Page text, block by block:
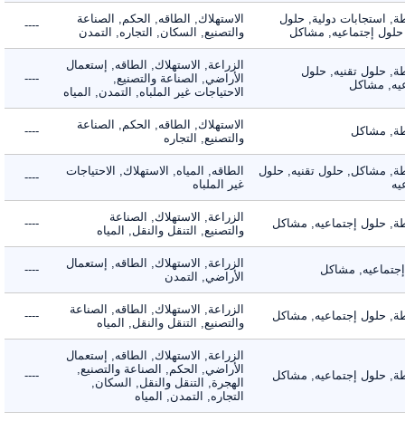
استجابات دولية, حلول
إجتماعيه, مشاكل
الاستهلاك, الطاقه, الحكم, الصناعة
والتصنيع, السكان, التجاره, التمدن
----
حلول تقنيه, حلول
مشاكل
الزراعة, الاستهلاك, الطاقه, إستعمال
الأراضي, الصناعة والتصنيع,
الاحتياجات غير الملباه, التمدن, المياه
----
مشاكل
الاستهلاك, الطاقه, الحكم, الصناعة
والتصنيع, التجاره
----
مشاكل, حلول تقنيه, حلول
الطاقه, المياه, الاستهلاك, الاحتياجات
غير الملباه
----
حلول إجتماعيه, مشاكل
الزراعة, الاستهلاك, الصناعة
والتصنيع, التنقل والنقل, المياه
----
مشاكل
الزراعة, الاستهلاك, الطاقه, إستعمال
الأراضي, التمدن
----
حلول إجتماعيه, مشاكل
الزراعة, الاستهلاك, الطاقه, الصناعة
والتصنيع, التنقل والنقل, المياه
----
حلول إجتماعيه, مشاكل
الزراعة, الاستهلاك, الطاقه, إستعمال
الأراضي, الحكم, الصناعة والتصنيع,
الهجرة, التنقل والنقل, السكان,
التجاره, التمدن, المياه
----